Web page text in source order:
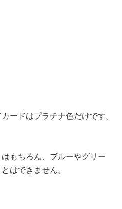
ードはプラチナ色だけです。
もちろん、ブルーやグリー
はできません。